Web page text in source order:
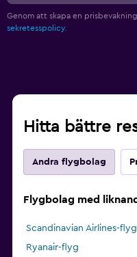
Genom att skapa en
sekretesspolicy.
Hitta bättre
Andra flygbolag
Flygbolag med
Scandinavian Airlines-flyg
Ryanair-flyg